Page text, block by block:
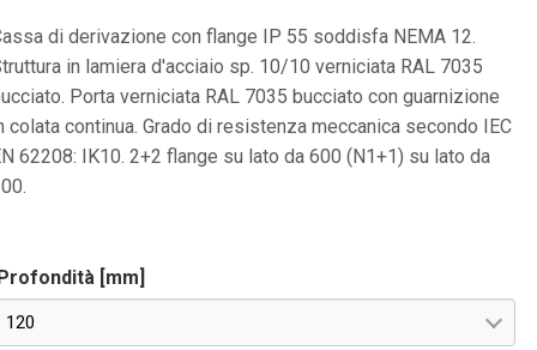
di derivazione con flange IP 55 soddisfa NEMA 12.
in lamiera d'acciaio sp. 10/10 verniciata RAL 7035
Porta verniciata RAL 7035 bucciato con guarnizione
colata continua. Grado di resistenza meccanica secondo IEC
62208: IK10. 2+2 flange su lato da 600 (N1+1) su lato da
[mm]
120